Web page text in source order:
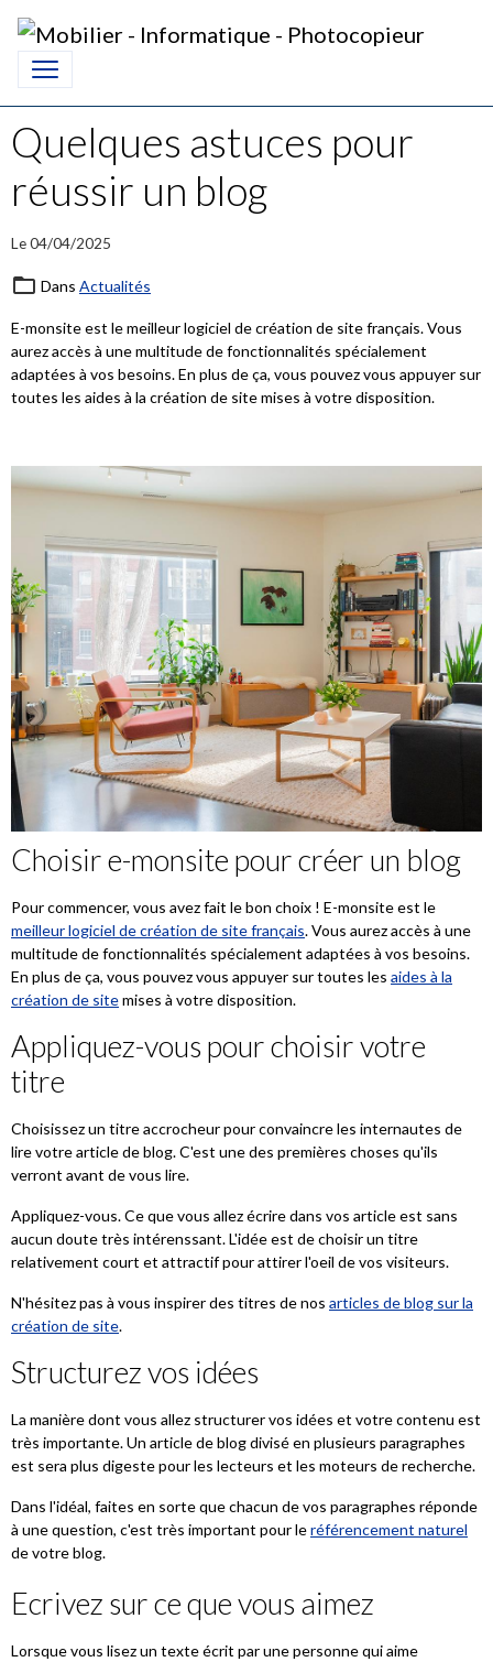
Quelques astuces pour
réussir un blog
Le 04/04/2025
Dans Actualités
E-monsite est le meilleur logiciel de création de site français. Vous
aurez accès à une multitude de fonctionnalités spécialement
adaptées à vos besoins. En plus de ça, vous pouvez vous appuyer sur
toutes les aides à la création de site mises à votre disposition.
Choisir e-monsite pour créer un blog
Pour commencer, vous avez fait le bon choix ! E-monsite est le
meilleur logiciel de création de site français. Vous aurez accès à une
multitude de fonctionnalités spécialement adaptées à vos besoins.
En plus de ça, vous pouvez vous appuyer sur toutes les aides à la
création de sitemises à votre disposition.
Appliquez-vous pour choisir votre
titre
Choisissez un titre accrocheur pour convaincre les internautes de
lire votre article de blog. C'est une des premières choses qu'ils
verront avant de vous lire.
Appliquez-vous. Ce que vous allez écrire dans vos article est sans
aucun doute très intérenssant. L'idée est de choisir un titre
relativement court et attractif pour attirer l'oeil de vos visiteurs.
N'hésitez pas à vous inspirer des titres de nos articles de blog sur la
création de site.
Structurez vos idées
La manière dont vous allez structurer vos idées et votre contenu est
très importante. Un article de blog divisé en plusieurs paragraphes
est sera plus digeste pour les lecteurs et les moteurs de recherche.
Dans l'idéal, faites en sorte que chacun de vos paragraphes réponde
à une question, c'est très important pour leréférencement naturel
de votre blog.
Ecrivez sur ce que vous aimez
Lorsque vous lisez un texte écrit par une personne qui aime